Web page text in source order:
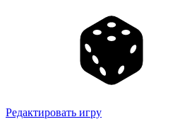
Редактировать игру